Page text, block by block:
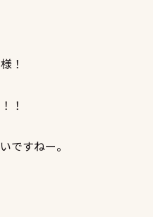
！
！
ですねー。